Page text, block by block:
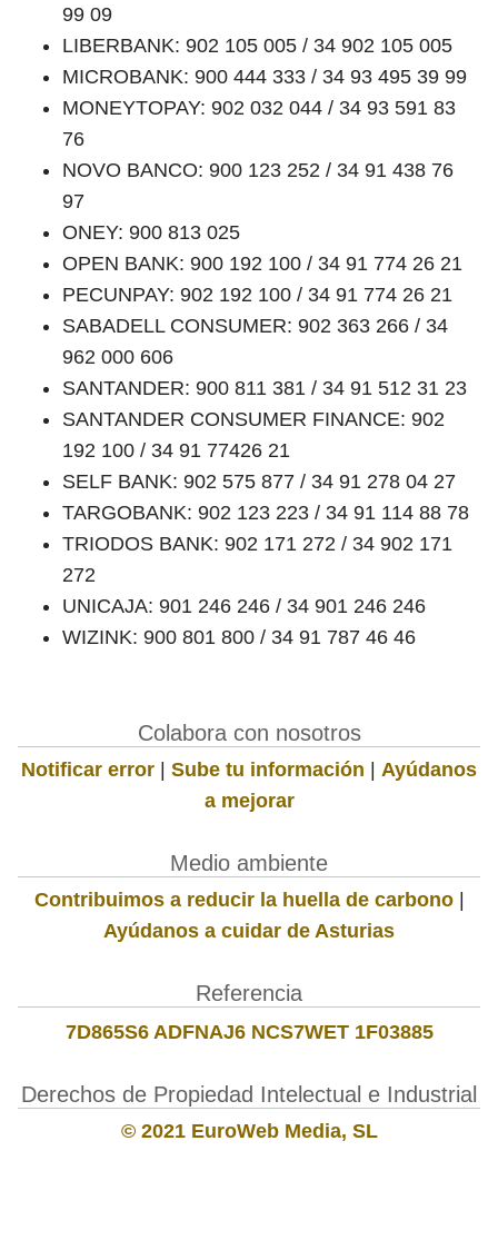
99 09
LIBERBANK: 902 105 005 / 34 902 105 005
MICROBANK: 900 444 333 / 34 93 495 39 99
MONEYTOPAY: 902 032 044 / 34 93 591 83
76
NOVO BANCO: 900 123 252 / 34 91 438 76
97
ONEY: 900 813 025
OPEN BANK: 900 192 100 / 34 91 774 26 21
PECUNPAY: 902 192 100 / 34 91 774 26 21
SABADELL CONSUMER: 902 363 266 / 34
962 000 606
SANTANDER: 900 811 381 / 34 91 512 31 23
SANTANDER CONSUMER FINANCE: 902
192 100 / 34 91 77426 21
SELF BANK: 902 575 877 / 34 91 278 04 27
TARGOBANK: 902 123 223 / 34 91 114 88 78
TRIODOS BANK: 902 171 272 / 34 902 171
272
UNICAJA: 901 246 246 / 34 901 246 246
WIZINK: 900 801 800 / 34 91 787 46 46
Colabora con nosotros
Notificar error | Sube tu información | Ayúdanos
a mejorar
Medio ambiente
Contribuimos a reducir la huella de carbono|
Ayúdanos a cuidar de Asturias
Referencia
7D865S6 ADFNAJ6 NCS7WET 1F03885
Derechos de Propiedad Intelectual e Industrial
© 2021 EuroWeb Media, SL